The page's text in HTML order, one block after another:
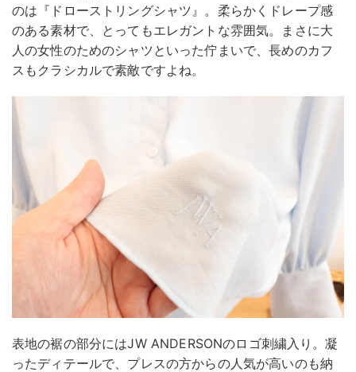
のは『ドローストリングシャツ』。柔らかくドレープ感
のある素材で、とってもエレガントな雰囲気。まさに大
人の女性のためのシャツといった佇まいで、長めのカフ
スもクラシカルで素敵ですよね。
表地の裾の部分にはJW ANDERSONのロゴ刺繍入り。凝
ったディテールで、プレスの方からの人気が高いのも納